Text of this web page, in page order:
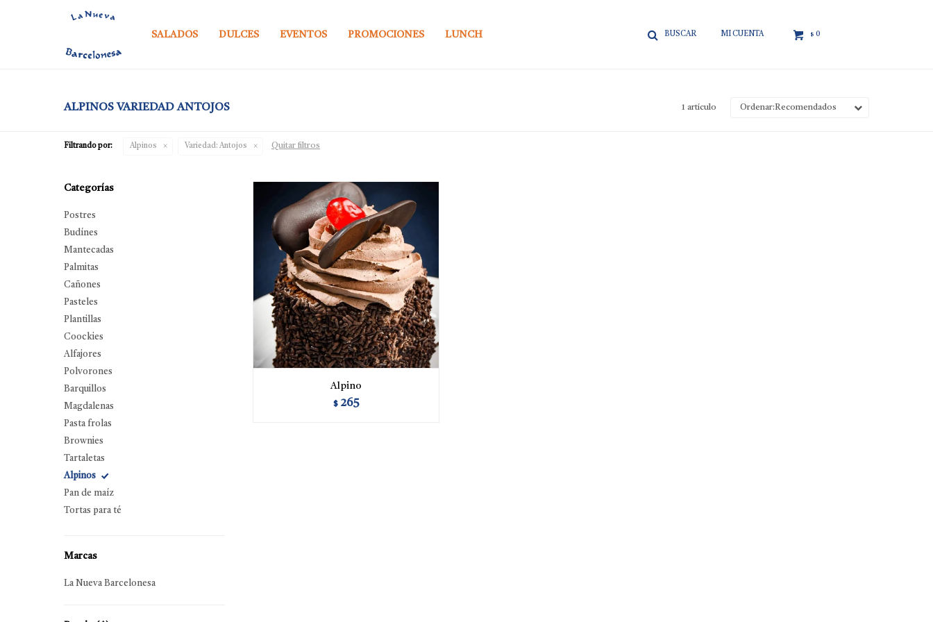
SALADOS DULCES EVENTOS PROMOCIONES LUNCH $ 0
ALPINOS VARIEDAD ANTOJOS 1 artículo Recomendados
Filtrando por: Alpinos Variedad: Antojos Quitar filtros
Alpino
$ 265
Categorías
Postres
Budínes
Mantecadas
Palmitas
Cañones
Pasteles
Plantillas
Coockies
Alfajores
Polvorones
Barquillos
Magdalenas
Pasta frolas
Brownies
Tartaletas
Alpinos
Pan de maíz
Tortas para té
Marcas
La Nueva Barcelonesa